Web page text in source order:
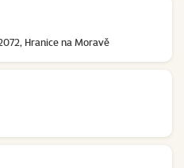
Hranice na Moravě